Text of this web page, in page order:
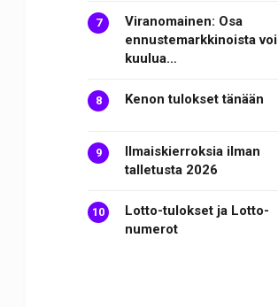
Viranomainen: Osa
ennustemarkkinoista voi
kuulua…
Kenon tulokset tänään
Ilmaiskierroksia ilman
talletusta 2026
Lotto-tulokset ja Lotto-
numerot